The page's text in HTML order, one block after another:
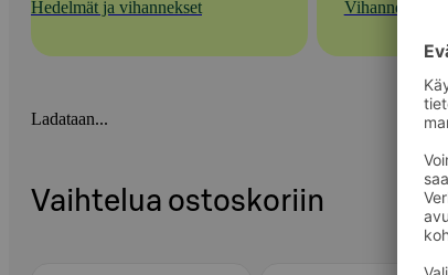
Hedelmät ja vihannekset Vihannekset
Ladataan...
Vaihtelua ostoskoriin